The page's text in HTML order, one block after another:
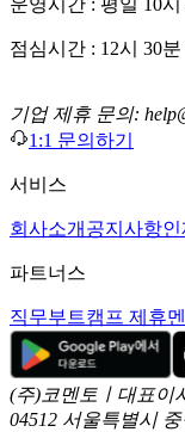
운영시간 : 평일 10
점심시간 : 12시 30분
기업 제휴 문의:
1:1 문의하기
서비스
회사소개 공지사항
파트너스
직무부트캠프 제휴
(주)코멘토ㅣ대표이
04512 서울특별시